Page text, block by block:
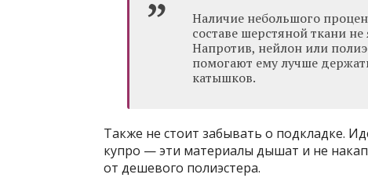
Наличие небольшого
составе шерстяной ткани
Напротив, нейлон или
помогают ему лучше
катышков.
Также не стоит забывать о подкладке.
купро — эти материалы дышат и не
от дешевого полиэстера.